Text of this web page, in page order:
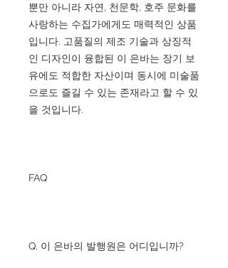
뿐만 아니라 자연, 천문학, 호주 문화를
사랑하는 수집가에게도 매력적인 상품
입니다. 고품질의 제조 기술과 상징적
인 디자인이 융합된 이 은바는 장기 보
유에도 적합한 자산이며 동시에 미술품
으로도 즐길 수 있는 존재라고 할 수 있
을 것입니다.
FAQ
Q. 이 은바의 발행원은 어디입니까?